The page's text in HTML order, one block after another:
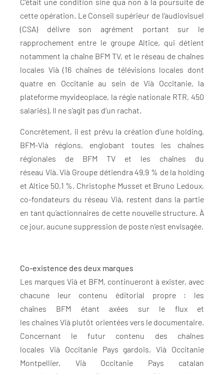
C’était une condition sine qua non à la poursuite de
cette opération. Le Conseil supérieur de l’audiovisuel
(CSA) délivre son agrément portant sur le
rapprochement entre le groupe Altice, qui détient
notamment la chaîne BFM TV, et le réseau de chaînes
locales Vià (16 chaînes de télévisions locales dont
quatre en Occitanie au sein de Vià Occitanie, la
plateforme myvideoplace, la régie nationale RTR, 450
salariés). Il ne s’agit pas d’un rachat.
Concrètement, il est prévu la création d’une holding,
BFM-Vià régions, englobant toutes les chaînes
régionales de BFM TV et les chaînes du
réseau Vià. Vià Groupe détiendra 49,9 % de la holding
et Altice 50,1 %. Christophe Musset et Bruno Ledoux,
co-fondateurs du réseau Vià, restent dans la partie
en tant qu’actionnaires de cette nouvelle structure. À
ce jour, aucune suppression de poste n’est envisagée.
Co-existence des deux marques
Les marques Vià et BFM, continueront à exister, avec
chacune leur contenu éditorial propre : les
chaînes BFM étant axées sur le flux et
les chaines Vià plutôt orientées vers le documentaire.
Concernant le futur contenu des chaînes
locales Vià Occitanie Pays gardois, Vià Occitanie
Montpellier, Vià Occitanie Pays catalan